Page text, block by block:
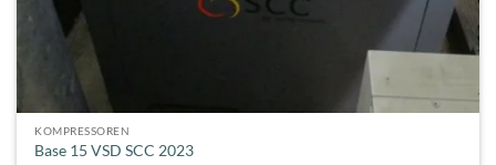
KOMPRESSOREN
Base 15 VSD SCC 2023